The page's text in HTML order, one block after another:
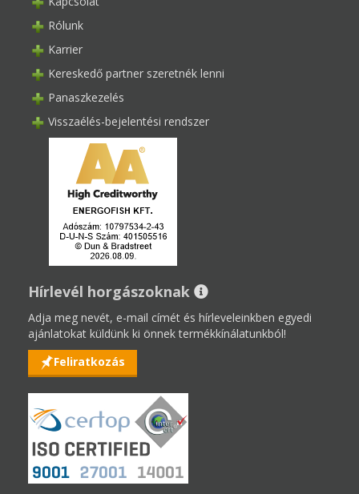
Rólunk
Karrier
Kereskedő partner szeretnék lenni
Panaszkezelés
Visszaélés-bejelentési rendszer
Hírlevél horgászoknak
Adja meg nevét, e-mail címét és hírleveleinkben egyedi
ajánlatokat küldünk ki önnek termékkínálatunkból!
Feliratkozás